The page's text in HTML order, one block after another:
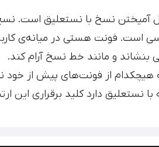
نسخ با نستعلیق است.
است. فونت هستی در میانه‌ی
بنشاند و مانند خط نسخ آرام کند.
از فونت‌های پیش از خود
نستعلیق دارد کلید برقراری این